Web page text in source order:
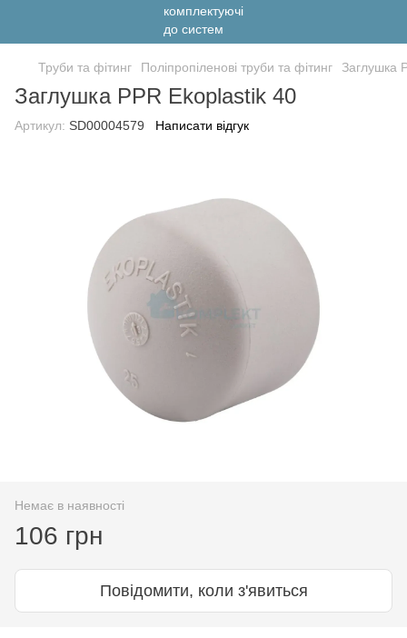
Труби та фітинг Поліпропіленові труби та фітинг Заглушка
Заглушка PPR Ekoplastik 40
Артикул: SD00004579 Написати відгук
Немає в наявності
106 грн
Повідомити, коли з'явиться